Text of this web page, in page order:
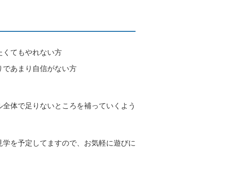
くてもやれない方
であまり自信がない方
体で足りないところを補っていくよう
を予定してますので、お気軽に遊びに